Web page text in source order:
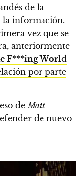
de la
la información.
vez que se
anteriormente
F***ing World
por parte
deMatt
de nuevo